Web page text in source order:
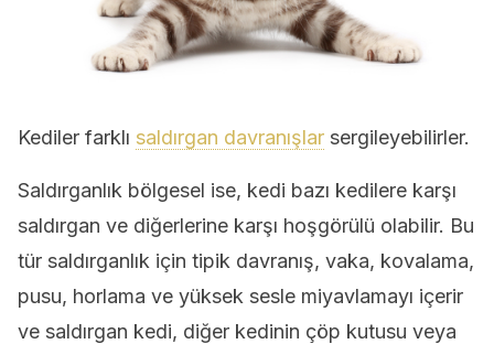
Kediler farklı saldırgan davranışlar sergileyebilirler.
Saldırganlık bölgesel ise, kedi bazı kedilere karşı
saldırgan ve diğerlerine karşı hoşgörülü olabilir. Bu
tür saldırganlık için tipik davranış, vaka, kovalama,
pusu, horlama ve yüksek sesle miyavlamayı içerir
ve saldırgan kedi, diğer kedinin çöp kutusu veya